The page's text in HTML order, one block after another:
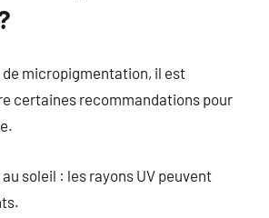
de micropigmentation, il est
certaines recommandations pour
soleil : les rayons UV peuvent